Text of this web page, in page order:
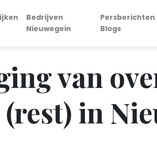
Bedrijven
Nieuwegein
Persberichten
Blogs
van
in